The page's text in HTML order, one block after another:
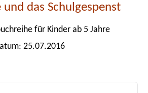
und das Schulgespenst
für Kinder ab 5 Jahre
25.07.2016